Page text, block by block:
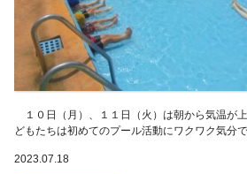
１０日（月）、１１日（火）は朝から気温が
どもたちは初めてのプール活動にワクワク気分
2023.07.18